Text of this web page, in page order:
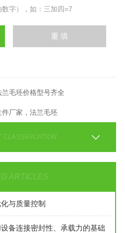
字），如：三加四=7
毛坯价格型号齐全
厂家，法兰毛坯
CLASSIFICATION
ARTICLES
与质量控制
备连接密封性、承载力的基础